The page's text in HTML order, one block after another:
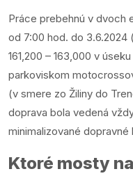
Práce prebehnú v dvoch
od 7:00 hod. do
161,200 – 163,000 v
parkoviskom
(v smere zo Žiliny do
doprava bola vedená
minimalizované dopravné
Ktoré mosty